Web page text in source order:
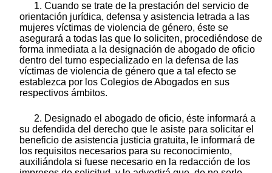
1. Cuando se trate de la prestación del servicio de
orientación jurídica, defensa y asistencia letrada a las
mujeres víctimas de violencia de género, éste se
asegurará a todas las que lo soliciten, procediéndose de
forma inmediata a la designación de abogado de oficio
dentro del turno especializado en la defensa de las
víctimas de violencia de género que a tal efecto se
establezca por los Colegios de Abogados en sus
respectivos ámbitos.
2. Designado el abogado de oficio, éste informará a
su defendida del derecho que le asiste para solicitar el
beneficio de asistencia justicia gratuita, le informará de
los requisitos necesarios para su reconocimiento,
auxiliándola si fuese necesario en la redacción de los